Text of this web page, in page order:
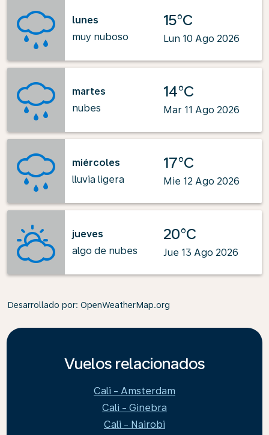
lunes
muy nuboso
15°C
Lun 10 Ago 2026
martes
nubes
14°C
Mar 11 Ago 2026
miércoles
lluvia ligera
17°C
Mie 12 Ago 2026
jueves
algo de nubes
20°C
Jue 13 Ago 2026
Desarrollado por: OpenWeatherMap.org
Vuelos relacionados
Cali - Amsterdam
Cali - Ginebra
Cali - Nairobi